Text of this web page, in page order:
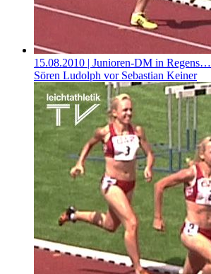
15.08.2010 | Junioren-DM in Regens…
Sören Ludolph vor Sebastian Keiner